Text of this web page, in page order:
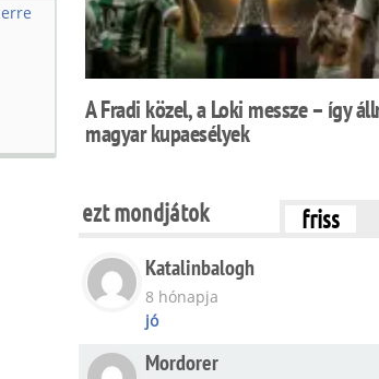
erre
A Fradi közel, a Loki messze – így
magyar kupaesélyek
ezt mondjátok friss
Katalinbalogh
8 hónapja
jó
Mordorer